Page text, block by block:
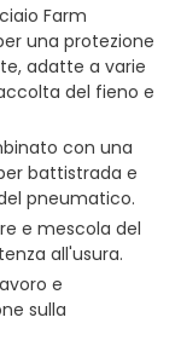
Farm
una protezione
adatte a varie
del fieno e
con una
battistrada e
pneumatico.
e mescola del
all'usura.
e
sulla